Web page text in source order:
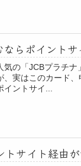
らポイント
気の「JCBプラチ
、実はこのカード
イントサイ...
トサイト経由